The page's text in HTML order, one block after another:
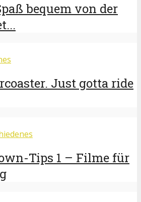
bequem von der
Just gotta ride
Tips 1 – Filme für